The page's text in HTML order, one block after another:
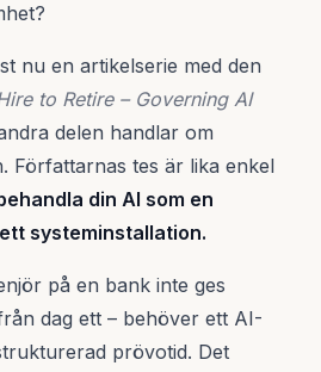
nu en artikelserie med den
to Retire – Governing AI
delen handlar om
Författarnas tes är lika enkel
din AI som en
systeminstallation.
på en bank inte ges
dag ett – behöver ett AI-
prövotid. Det